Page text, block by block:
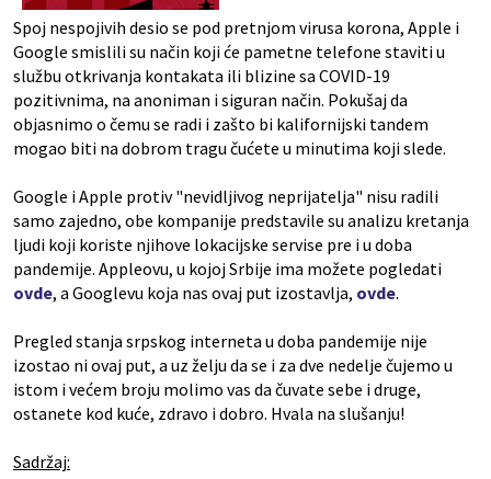
Spoj nespojivih desio se pod pretnjom virusa korona, Apple i
Google smislili su način koji će pametne telefone staviti u
službu otkrivanja kontakata ili blizine sa COVID-19
pozitivnima, na anoniman i siguran način. Pokušaj da
objasnimo o čemu se radi i zašto bi kalifornijski tandem
mogao biti na dobrom tragu čućete u minutima koji slede.
Google i Apple protiv "nevidljivog neprijatelja" nisu radili
samo zajedno, obe kompanije predstavile su analizu kretanja
ljudi koji koriste njihove lokacijske servise pre i u doba
pandemije. Appleovu, u kojoj Srbije ima možete pogledati
ovde, a Googlevu koja nas ovaj put izostavlja, ovde.
Pregled stanja srpskog interneta u doba pandemije nije
izostao ni ovaj put, a uz želju da se i za dve nedelje čujemo u
istom i većem broju molimo vas da čuvate sebe i druge,
ostanete kod kuće, zdravo i dobro. Hvala na slušanju!
Sadržaj: